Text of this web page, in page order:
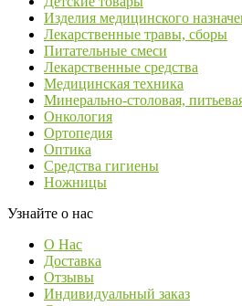
Изделия медицинского
Лекарственные травы, сборы
Питательные смеси
Лекарственные средства
Медицинская техника
Минерально-столовая,
Онкология
Ортопедия
Оптика
Средства гигиены
Ножницы
Узнайте о нас
О Нас
Доставка
Отзывы
Индивидуальный заказ